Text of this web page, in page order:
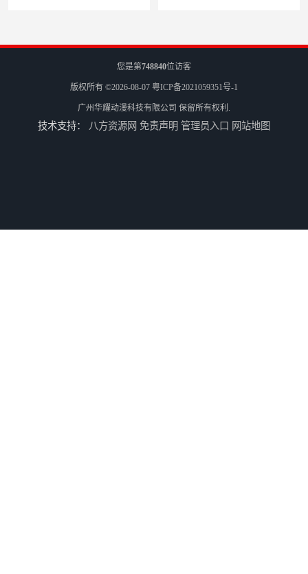
您是第748840位访客
版权所有 ©2026-08-07 粤ICP备2021059351号-1
广州华耀动漫科技有限公司 保留所有权利.
技术支持： 八方资源网 免责声明 管理员入口 网站地图